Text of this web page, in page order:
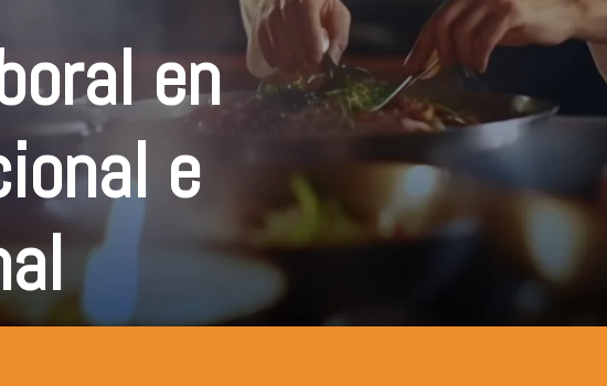
en
e